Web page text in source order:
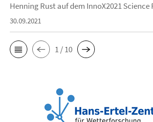
Henning Rust auf dem InnoX2021 Science
30.09.2021
1 / 10